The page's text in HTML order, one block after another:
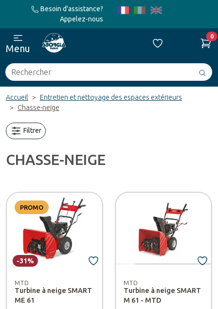
Besoin d'assistance?
Appelez-nous
Rechercher
0
Menu
Accueil
Entretien et nettoyage des espaces extérieurs
Chasse-neige
Filtrer
CHASSE-NEIGE
PROMO
MTD
Turbine à neige SMART
ME 61
-31%
MTD
Turbine à neige SMART
M 61 - MTD